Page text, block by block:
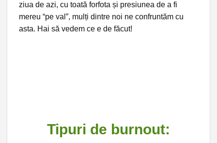
ziua de azi, cu toată forfota și presiunea de a fi
mereu “pe val”, mulți dintre noi ne confruntăm cu
asta. Hai să vedem ce e de făcut!
Tipuri de burnout: